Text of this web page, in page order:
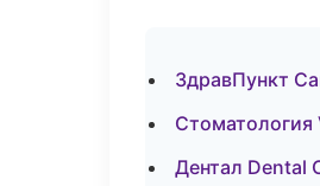
ЗдравПункт
Дентал Dental